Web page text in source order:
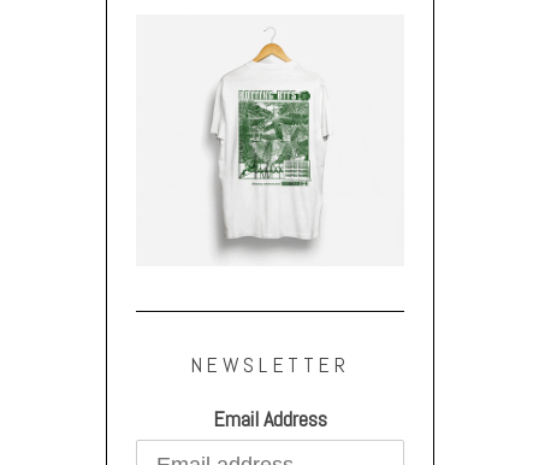
NEWSLETTER
Email Address